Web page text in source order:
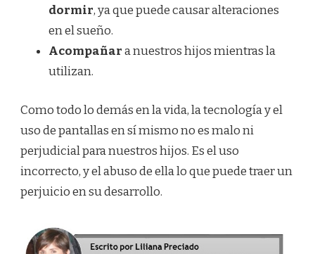
dormir, ya que puede causar alteraciones
en el sueño.
Acompañara nuestros hijos mientras la
utilizan.
Como todo lo demás en la vida, la tecnología y el
uso de pantallas en sí mismo no es malo ni
perjudicial para nuestros hijos. Es el uso
incorrecto, y el abuso de ella lo que puede traer un
perjuicio en su desarrollo.